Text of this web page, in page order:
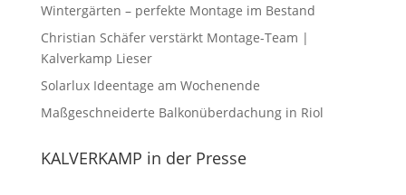
Wintergärten – perfekte Montage im Bestand
Christian Schäfer verstärkt Montage-Team |
Kalverkamp Lieser
Solarlux Ideentage am Wochenende
Maßgeschneiderte Balkonüberdachung in Riol
KALVERKAMP in der Presse